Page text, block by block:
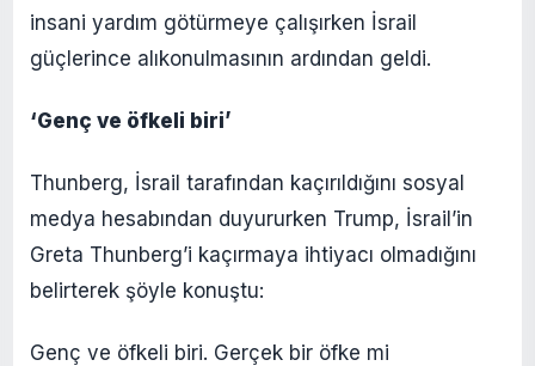
insani yardım götürmeye çalışırken İsrail
güçlerince alıkonulmasının ardından geldi.
‘Genç ve öfkeli biri’
Thunberg, İsrail tarafından kaçırıldığını sosyal
medya hesabından duyururken Trump, İsrail’in
Greta Thunberg’i kaçırmaya ihtiyacı olmadığını
belirterek şöyle konuştu:
Genç ve öfkeli biri. Gerçek bir öfke mi